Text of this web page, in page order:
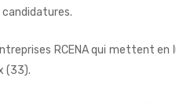
candidatures.
RCENA qui mettent
(33).